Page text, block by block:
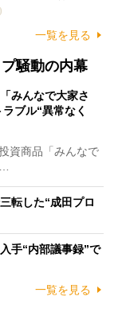
一覧を見る
騒動の内幕
みんなで大家さ
ブル“異常なく
資商品「みんなで
転した“成田プロ
手“内部議事録”で
一覧を見る